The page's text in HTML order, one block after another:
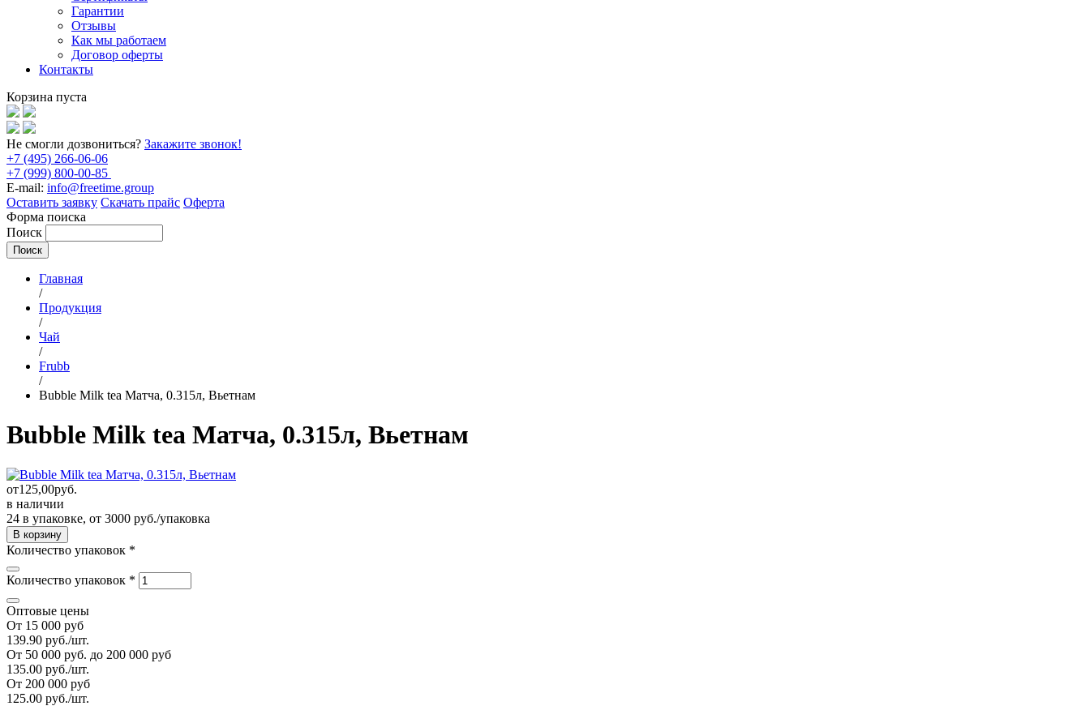
Гарантии
Отзывы
Как мы работаем
Договор оферты
Контакты
Корзина пуста
Не смогли дозвониться? Закажите звонок!
+7 (495) 266-06-06
+7 (999) 800-00-85
E-mail: info@freetime.group
Оставить заявку Скачать прайс Оферта
Форма поиска
Поиск
Главная
/
Продукция
/
Чай
/
Frubb
/
Bubble Milk tea Матча, 0.315л, Вьетнам
Bubble Milk tea Матча, 0.315л, Вьетнам
от125,00руб.
в наличии
24 в упаковке, от 3000 руб./упаковка
Количество упаковок *
Количество упаковок *
Оптовые цены
От 15 000 руб
139.90 руб./шт.
От 50 000 руб. до 200 000 руб
135.00 руб./шт.
От 200 000 руб
125.00 руб./шт.